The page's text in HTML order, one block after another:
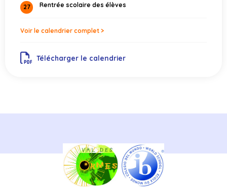
27 Rentrée scolaire des élèves
Voir le calendrier complet >
Télécharger le calendrier